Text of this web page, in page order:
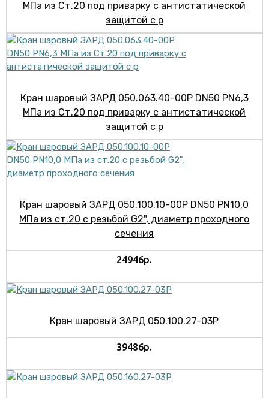
МПа из Ст.20 под приварку с антистатической
защитой с р
Кран шаровый ЗАРД 050.063.40-00Р DN50 PN6,3
МПа из Ст.20 под приварку с антистатической
защитой с р
Кран шаровый ЗАРД 050.100.10-00Р DN50 PN10,0
МПа из ст.20 с резьбой G2", диаметр проходного
сечения
24946р.
Кран шаровый ЗАРД 050.100.27-03Р
39486р.